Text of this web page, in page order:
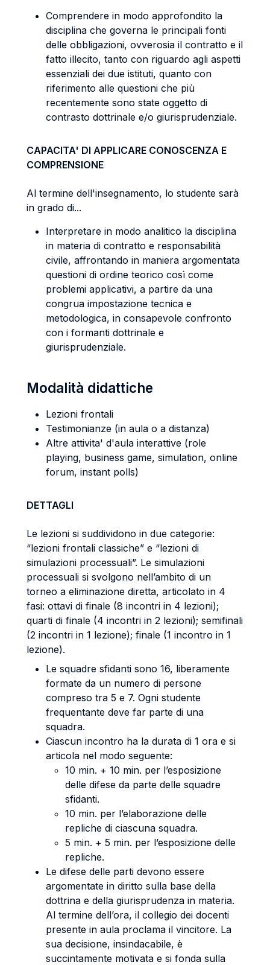
Comprendere in modo approfondito la
disciplina che governa le principali fonti
delle obbligazioni, ovverosia il contratto e il
fatto illecito, tanto con riguardo agli aspetti
essenziali dei due istituti, quanto con
riferimento alle questioni che più
recentemente sono state oggetto di
contrasto dottrinale e/o giurisprudenziale.
CAPACITA' DI APPLICARE CONOSCENZA E
COMPRENSIONE
Al termine dell'insegnamento, lo studente sarà
in grado di...
Interpretare in modo analitico la disciplina
in materia di contratto e responsabilità
civile, affrontando in maniera argomentata
questioni di ordine teorico così come
problemi applicativi, a partire da una
congrua impostazione tecnica e
metodologica, in consapevole confronto
con i formanti dottrinale e
giurisprudenziale.
Modalità didattiche
Lezioni frontali
Testimonianze (in aula o a distanza)
Altre attivita' d'aula interattive (role
playing, business game, simulation, online
forum, instant polls)
DETTAGLI
Le lezioni si suddividono in due categorie:
“lezioni frontali classiche” e “lezioni di
simulazioni processuali”. Le simulazioni
processuali si svolgono nell’ambito di un
torneo a eliminazione diretta, articolato in 4
fasi: ottavi di finale (8 incontri in 4 lezioni);
quarti di finale (4 incontri in 2 lezioni); semifinali
(2 incontri in 1 lezione); finale (1 incontro in 1
lezione).
Le squadre sfidanti sono 16, liberamente
formate da un numero di persone
compreso tra 5 e 7. Ogni studente
frequentante deve far parte di una
squadra.
Ciascun incontro ha la durata di 1 ora e si
articola nel modo seguente:
10 min. + 10 min. per l’esposizione
delle difese da parte delle squadre
sfidanti.
10 min. per l’elaborazione delle
repliche di ciascuna squadra.
5 min. + 5 min. per l’esposizione delle
repliche.
Le difese delle parti devono essere
argomentate in diritto sulla base della
dottrina e della giurisprudenza in materia.
Al termine dell’ora, il collegio dei docenti
presente in aula proclama il vincitore. La
sua decisione, insindacabile, è
succintamente motivata e si fonda sulla